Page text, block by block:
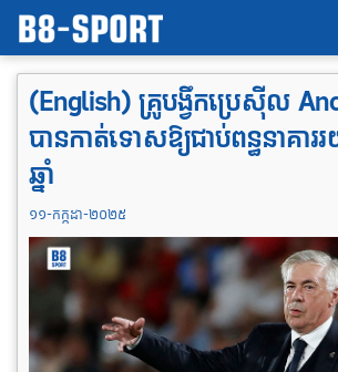
(English) គ្រូបង្វឹកប្រេស៊ីល
បានកាត់ទោសឱ្យជាប់ពន្ធនាគា
ឆ្នាំ
១១-កក្កដា-២០២៥